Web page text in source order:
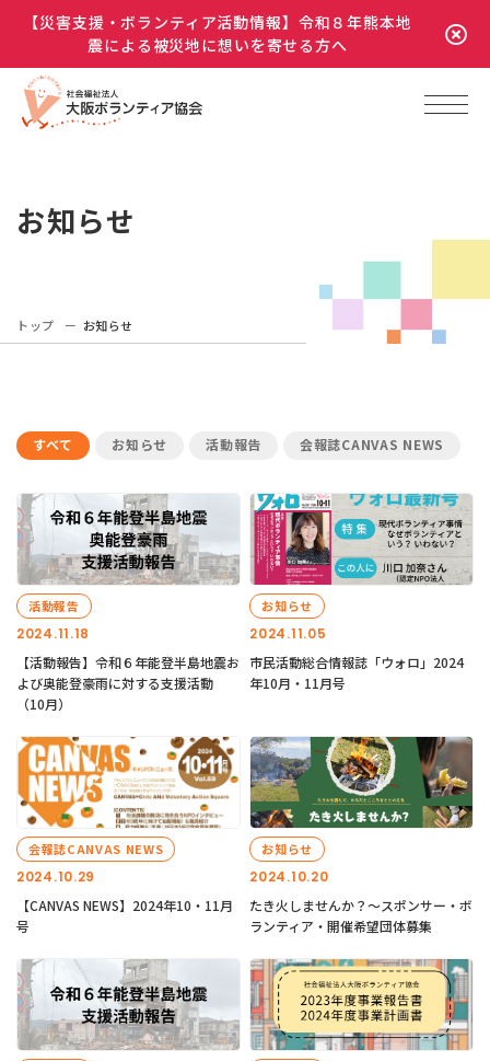
【災害支援・ボランティア活動情報】令和８年熊本地
震による被災地に想いを寄せる方へ
お知らせ
トップ お知らせ
すべて お知らせ 活動報告 会報誌CANVAS NEWS
2024.11.18
活動報告
【活動報告】令和６年能登半島地震お
よび奥能登豪雨に対する支援活動
（10月）
2024.11.05
お知らせ
市民活動総合情報誌「ウォロ」2024
年10月・11月号
2024.10.29
会報誌CANVAS NEWS
【CANVAS NEWS】2024年10・11月
号
2024.10.20
お知らせ
たき火しませんか？～スポンサー・ボ
ランティア・開催希望団体募集